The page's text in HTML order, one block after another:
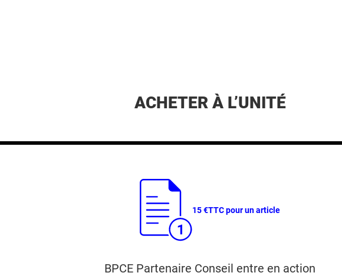
ACHETER À L’UNITÉ
15 €TTC pour un article
BPCE Partenaire Conseil entre en action